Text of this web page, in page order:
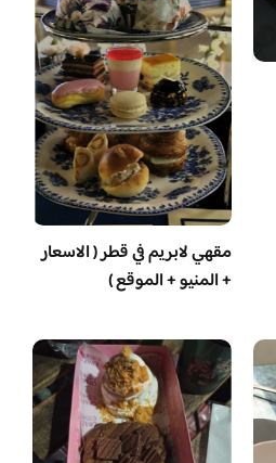
مقهي لابريم في قطر ( الاسعار
+ المنيو + الموقع )